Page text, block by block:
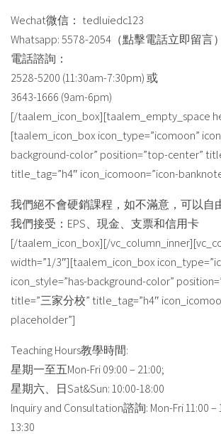
Wechat微信： tedluiedc123
Whatsapp: 5578-2054（點擊電話立即留言）
電話諮詢：
2528-5200 (11:30am-7:30pm) 或
3643-1666 (9am-6pm)
[/taalem_icon_box][taalem_empty_space
[taalem_icon_box icon_type=”icomoon”
background-color” position=”top-center”
title_tag=”h4″ icon_icomoon=”icon-
我們絕不會硬銷課程，如不滿意，可以自
我們接受：EPS、現金、支票和信用卡
[/taalem_icon_box][/
width=”1/3″][taalem_icon_box
icon_style=”has-background-color”
title=”三家分校” title_tag=”h4″
placeholder”]
Teaching Hours教學時間:
星期一至五Mon-Fri 09:00 – 21:00;
星期六、日Sat&Sun: 10:00-18:00
Inquiry and Consultation諮詢: Mon-Fri 11:00 –
13:30